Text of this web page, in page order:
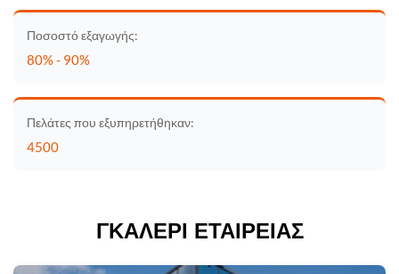
Ποσοστό εξαγωγής:
80% - 90%
Πελάτες που εξυπηρετήθηκαν:
4500
ΓΚΑΛΕΡΊ ΕΤΑΙΡΕΊΑΣ